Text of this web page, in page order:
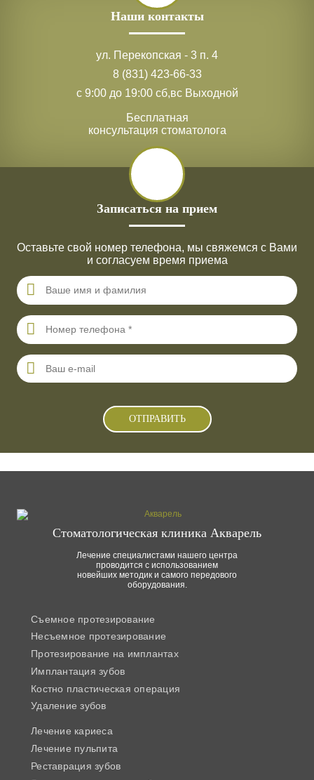
Наши контакты
ул. Перекопская - 3 п. 4
8 (831) 423-66-33
с 9:00 до 19:00 сб,вс Выходной
Бесплатная
консультация стоматолога
Записаться на прием
Оставьте свой номер телефона, мы свяжемся с Вами
и согласуем время приема
Съемное протезирование
Несъемное протезирование
Протезирование на имплантах
Имплантация зубов
Костно пластическая операция
Удаление зубов
Лечение кариеса
Лечение пульпита
Реставрация зубов
Стоматологическая клиника Акварель
Лечение специалистами нашего центра
проводится с использованием
новейших методик и самого передового
оборудования.